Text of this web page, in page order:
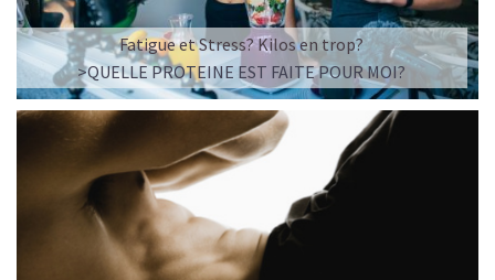
Fatigue et Stress? Kilos en trop?
>QUELLE PROTEINE EST FAITE POUR MOI?